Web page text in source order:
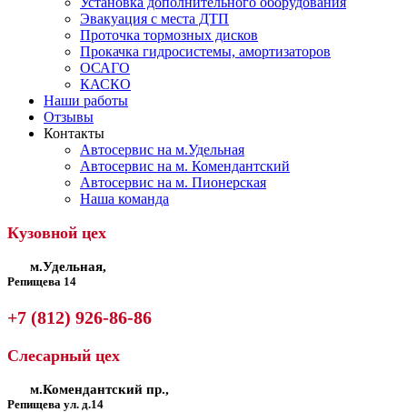
Эвакуация с места ДТП
Проточка тормозных дисков
Прокачка гидросистемы, амортизаторов
ОСАГО
КАСКО
Наши работы
Отзывы
Контакты
Автосервис на м.Удельная
Автосервис на м. Комендантский
Автосервис на м. Пионерская
Наша команда
Кузовной цех
м.Удельная,
Репищева 14
+7 (812) 926-86-86
Слесарный цех
м.Комендантский пр.,
Репищева ул. д.14